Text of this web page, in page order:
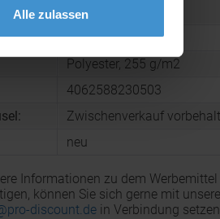
Alle zulassen
Karton:
10,0 kg
6505009090
Polyester, 255 g/m2
4062588230503
Zwischenverkauf
neu
Informationen zu dem
können Sie sich gerne mit
discount.dein Verbindung